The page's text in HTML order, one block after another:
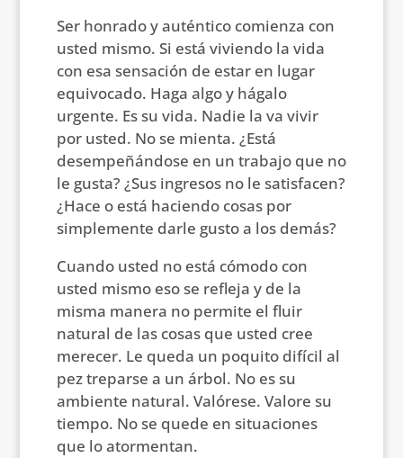
Ser honrado y auténtico comienza con
usted mismo. Si está viviendo la vida
con esa sensación de estar en lugar
equivocado. Haga algo y hágalo
urgente. Es su vida. Nadie la va vivir
por usted. No se mienta. ¿Está
desempeñándose en un trabajo que no
le gusta? ¿Sus ingresos no le satisfacen?
¿Hace o está haciendo cosas por
simplemente darle gusto a los demás?
Cuando usted no está cómodo con
usted mismo eso se refleja y de la
misma manera no permite el fluir
natural de las cosas que usted cree
merecer. Le queda un poquito difícil al
pez treparse a un árbol. No es su
ambiente natural. Valórese. Valore su
tiempo. No se quede en situaciones
que lo atormentan.